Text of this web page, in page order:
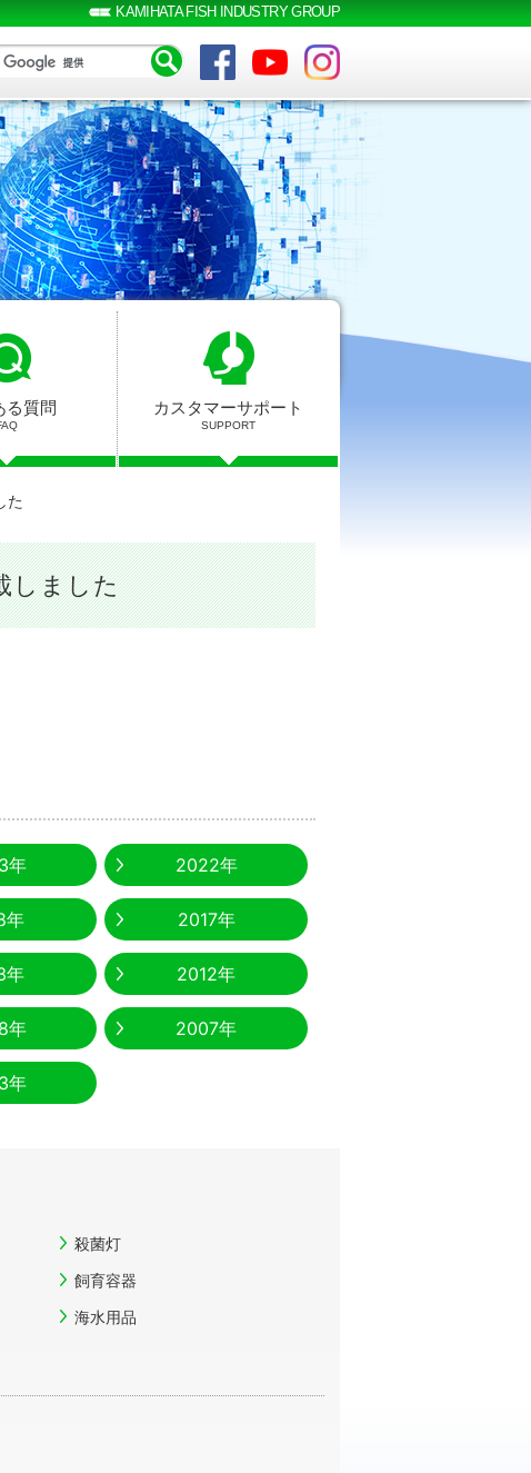
KAMIHATA FISH INDUSTRY GROUP
る質問 カスタマーサポート
SUPPORT
た
しました
年 2022年
年 2017年
年 2012年
年 2007年
年
殺菌灯
飼育容器
海水用品